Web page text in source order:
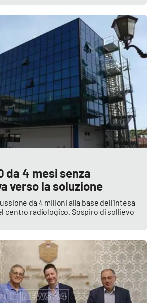
da 4 mesi senza
verso la soluzione
da 4 milioni alla base dell'intesa
centro radiologico. Sospiro di sollievo